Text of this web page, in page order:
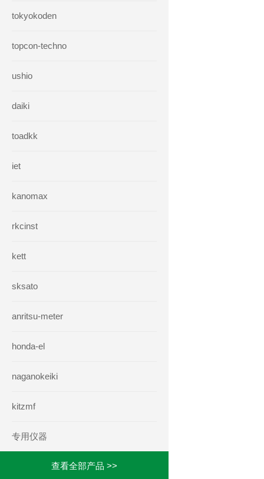
tokyokoden
topcon-techno
ushio
daiki
toadkk
iet
kanomax
rkcinst
kett
sksato
anritsu-meter
honda-el
naganokeiki
kitzmf
专用仪器
查看全部产品 >>